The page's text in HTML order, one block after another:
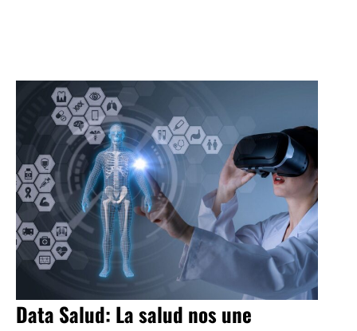
Data Salud: La salud nos une